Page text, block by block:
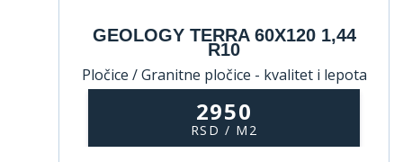
GEOLOGY TERRA 60X120 1,44
R10
Pločice / Granitne pločice - kvalitet i lepota
2950
RSD / M2